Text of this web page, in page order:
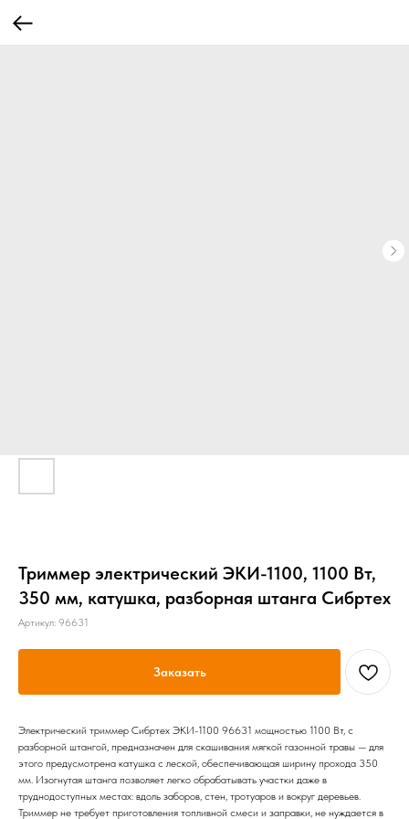
Триммер электрический ЭКИ-1100, 1100 Вт,
350 мм, катушка, разборная штанга Сибртех
Артикул: 96631
Заказать
Электрический триммер Сибртех ЭКИ-1100 96631 мощностью 1100 Вт, с
разборной штангой, предназначен для скашивания мягкой газонной травы — для
этого предусмотрена катушка с леской, обеспечивающая ширину прохода 350
мм. Изогнутая штанга позволяет легко обрабатывать участки даже в
труднодоступных местах: вдоль заборов, стен, тротуаров и вокруг деревьев.
Триммер не требует приготовления топливной смеси и заправки, не нуждается в